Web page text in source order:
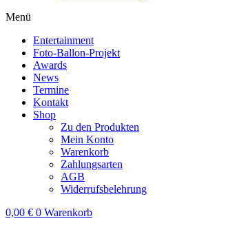
Menü
Entertainment
Foto-Ballon-Projekt
Awards
News
Termine
Kontakt
Shop
Zu den Produkten
Mein Konto
Warenkorb
Zahlungsarten
AGB
Widerrufsbelehrung
0,00 € 0 Warenkorb